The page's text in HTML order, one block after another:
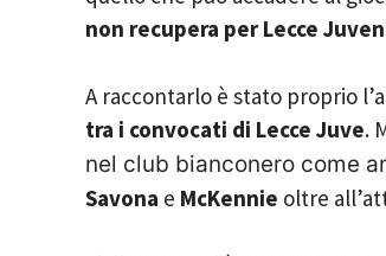
non recupera per Lecce
A raccontarlo è stato proprio
tra i convocati di Lecce Juve.
nel club bianconero come
Savona e McKennie oltre